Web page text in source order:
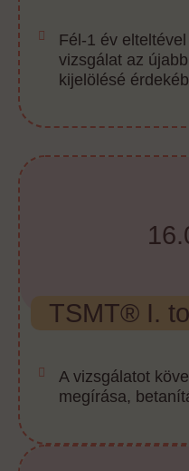
Fél-1 év
vizsgálat az
kijelölésé
TSMT® I.
A vizsgálatot
megírása,